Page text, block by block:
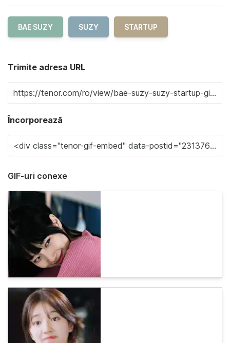
BAE SUZY SUZY STARTUP
Trimite adresa URL
Încorporează
GIF-uri conexe